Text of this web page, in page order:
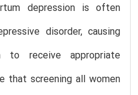
depression is often
disorder, causing
receive appropriate
that screening all women